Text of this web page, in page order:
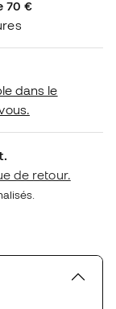
70 €
dans le
de retour.